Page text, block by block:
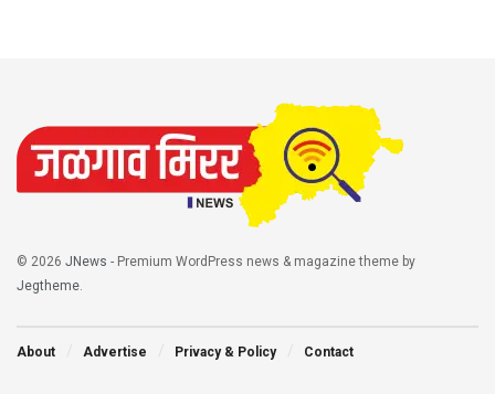
© 2026 JNews - Premium WordPress news & magazine theme by
Jegtheme
About Advertise Privacy & Policy Contact